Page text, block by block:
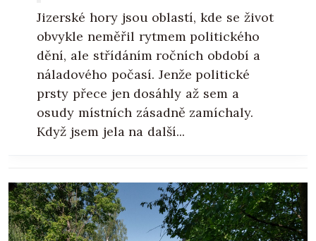
Jizerské hory jsou oblastí, kde se život
obvykle neměřil rytmem politického
dění, ale střídáním ročních období a
náladového počasí. Jenže politické
prsty přece jen dosáhly až sem a
osudy místních zásadně zamíchaly.
Když jsem jela na další...